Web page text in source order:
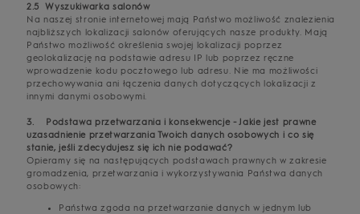
2.5 Wyszukiwarka salonów
Na naszej stronie internetowej mają Państwo możliwość znalezienia
najbliższych lokalizacji salonów oferujących nasze produkty. Mają
Państwo możliwość określenia swojej lokalizacji poprzez
geolokalizację na podstawie adresu IP lub poprzez ręczne
wprowadzenie kodu pocztowego lub adresu. Nie ma możliwości
przechowywania ani łączenia danych dotyczących lokalizacji z
innymi danymi osobowymi.
3. Podstawa przetwarzania i konsekwencje - Jakie jest prawne
uzasadnienie przetwarzania Twoich danych osobowych i co się
stanie, jeśli zdecydujesz się ich nie podawać?
Opieramy się na następujących podstawach prawnych w zakresie
gromadzenia, przetwarzania i wykorzystywania Państwa danych
osobowych:
Państwa zgoda na przetwarzanie danych w jednym lub